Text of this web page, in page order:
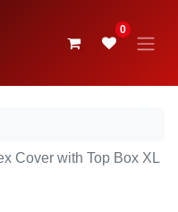
0
Cover with Top Box XL